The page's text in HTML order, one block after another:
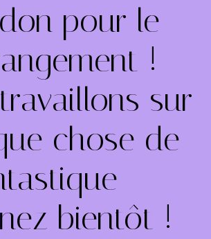
pour le
!
sur
chose de
–
bientôt !